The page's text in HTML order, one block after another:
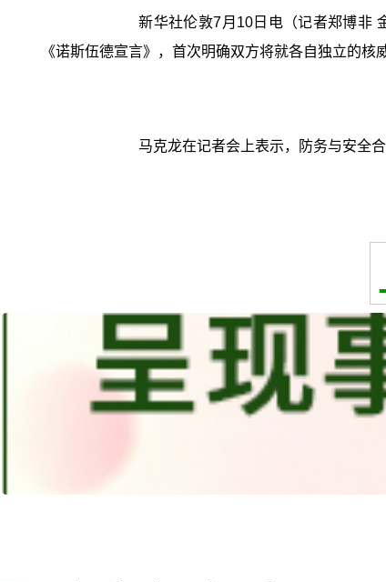
新华社伦敦7月10日电（记者郑博非
《诺斯伍德宣言》，首次明确双方将就各自独立的核
马克龙在记者会上表示，防务与安全